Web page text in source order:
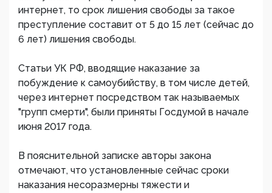
интернет, то срок лишения свободы за такое
преступление составит от 5 до 15 лет (сейчас до
6 лет) лишения свободы.
Статьи УК РФ, вводящие наказание за
побуждение к самоубийству, в том числе детей,
через интернет посредством так называемых
"групп смерти", были приняты Госдумой в начале
июня 2017 года.
В пояснительной записке авторы закона
отмечают, что установленные сейчас сроки
наказания несоразмерны тяжести и